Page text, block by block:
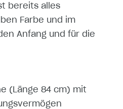
bereits alles
Farbe und im
Anfang und für die
(Länge 84 cm) mit